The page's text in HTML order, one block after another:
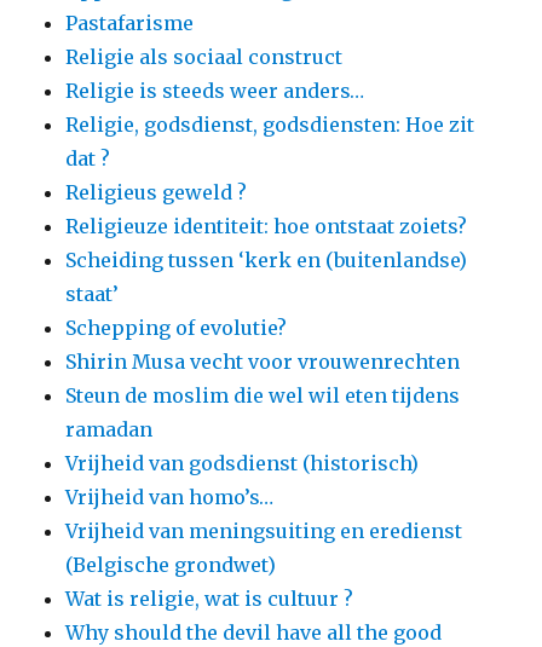
Pastafarisme
Religie als sociaal construct
Religie is steeds weer anders…
Religie, godsdienst, godsdiensten: Hoe zit
dat ?
Religieus geweld ?
Religieuze identiteit: hoe ontstaat zoiets?
Scheiding tussen ‘kerk en (buitenlandse)
staat’
Schepping of evolutie?
Shirin Musa vecht voor vrouwenrechten
Steun de moslim die wel wil eten tijdens
ramadan
Vrijheid van godsdienst (historisch)
Vrijheid van homo’s…
Vrijheid van meningsuiting en eredienst
(Belgische grondwet)
Wat is religie, wat is cultuur ?
Why should the devil have all the good